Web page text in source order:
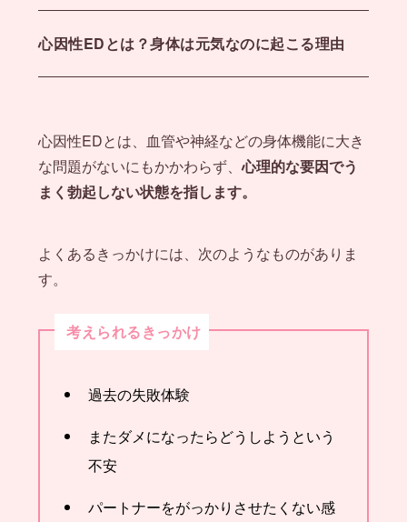
心因性EDとは？身体は元気なのに起こる理由
心因性EDとは、血管や神経などの身体機能に大き
な問題がないにもかかわらず、心理的な要因でう
まく勃起しない状態を指します。
よくあるきっかけには、次のようなものがありま
す。
考えられるきっかけ
過去の失敗体験
またダメになったらどうしようという
不安
パートナーをがっかりさせたくない感